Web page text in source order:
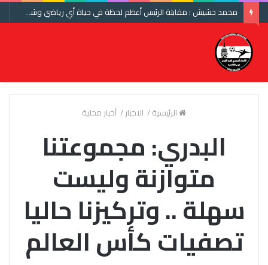
محمد حشيش : مقابلة الرئيس أعظم لحظة في حياة أي رياضي وشكرا اتحاد الكرة ومنتخب مصر
الرئيسية/ الاخبار/ أخبار محلية
البدري: مجموعتنا
متوازنة وليست
سهلة .. وتركيزنا حاليا
تصفيات كأس العالم